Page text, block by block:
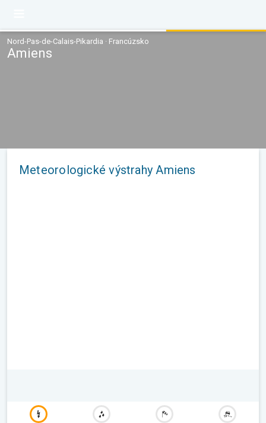
Nord-Pas-de-Calais-Pikardia · Francúzsko
Amiens
Meteorologické výstrahy Amiens